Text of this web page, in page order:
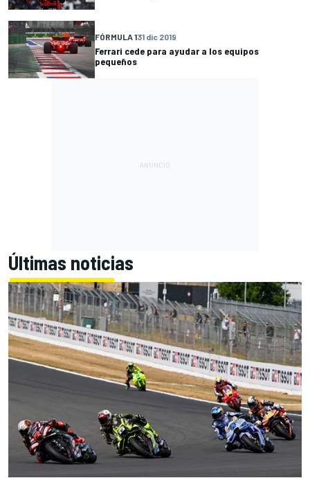
FÓRMULA 131 dic 2019
Ferrari cede para ayudar a los equipos
pequeños
Últimas noticias